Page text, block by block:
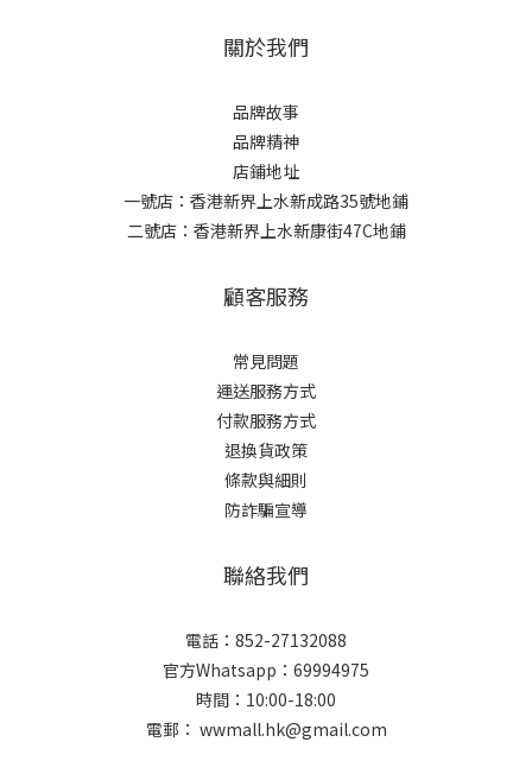
關於我們
品牌故事
品牌精神
店鋪地址
一號店：香港新界上水新成路35號地鋪
二號店：香港新界上水新康街47C地鋪
顧客服務
常見問題
運送服務方式
付款服務方式
退換貨政策
條款與細則
防詐騙宣導
聯絡我們
電話：852-27132088
官方Whatsapp：69994975
時間：10:00-18:00
電郵： wwmall.hk@gmail.com